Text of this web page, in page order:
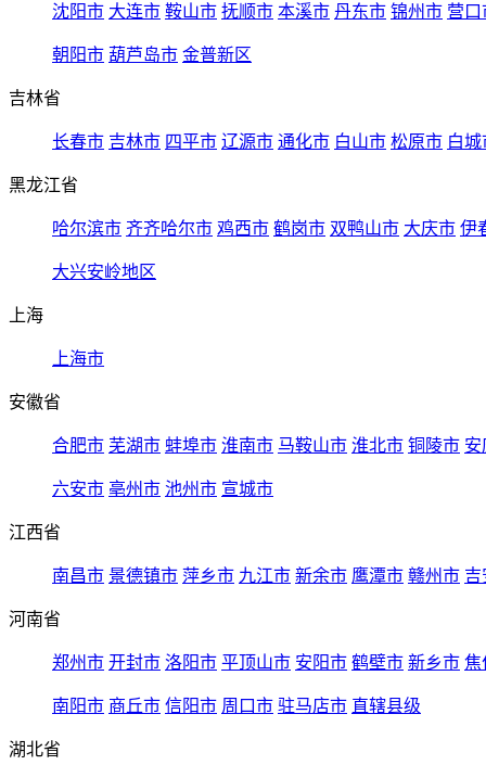
沈阳市 大连市 鞍山市 抚顺市 本溪市 丹东市 锦州市 营口
朝阳市 葫芦岛市 金普新区
吉林省
长春市 吉林市 四平市 辽源市 通化市 白山市 松原市 白城
黑龙江省
哈尔滨市 齐齐哈尔市 鸡西市 鹤岗市 双鸭山市 大庆市 伊
大兴安岭地区
上海
上海市
安徽省
合肥市 芜湖市 蚌埠市 淮南市 马鞍山市 淮北市 铜陵市 安
六安市 亳州市 池州市 宣城市
江西省
南昌市 景德镇市 萍乡市 九江市 新余市 鹰潭市 赣州市 吉
河南省
郑州市 开封市 洛阳市 平顶山市 安阳市 鹤壁市 新乡市 焦
南阳市 商丘市 信阳市 周口市 驻马店市 直辖县级
湖北省